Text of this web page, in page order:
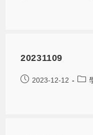
20231109
2023-12-12